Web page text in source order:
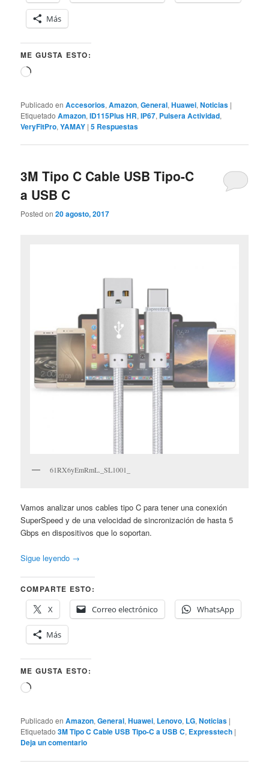
Más
ME GUSTA ESTO:
Cargando...
Publicado en Accesorios,Amazon,General,Huawei,Noticias |
Etiquetado Amazon,ID115Plus HR,IP67, Pulsera Actividad,
VeryFitPro,YAMAY |5 Respuestas
3M Tipo C Cable USB Tipo-C
a USB C
Posted on20 agosto, 2017
61RX6yEmRmL._SL1001_
Vamos analizar unos cables tipo C para tener una conexión
SuperSpeed y de una velocidad de sincronización de hasta 5
Gbps en dispositivos que lo soportan.
Sigue leyendo →
COMPARTE ESTO:
X
Correo electrónico WhatsApp
Más
ME GUSTA ESTO:
Cargando...
Publicado en Amazon,General,Huawei, Lenovo, LG,Noticias |
Etiquetado 3M Tipo C Cable USB Tipo-C a USB C, Expresstech |
Deja un comentario